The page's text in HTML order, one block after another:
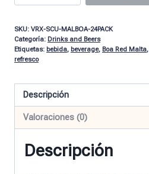
SKU: VRX-SCU-MALBOA-24PACK
Categoría: Drinks and Beers
Etiquetas: bebida, beverage, Boa Red Malta,
refresco
Descripción
Valoraciones (0)
Descripción